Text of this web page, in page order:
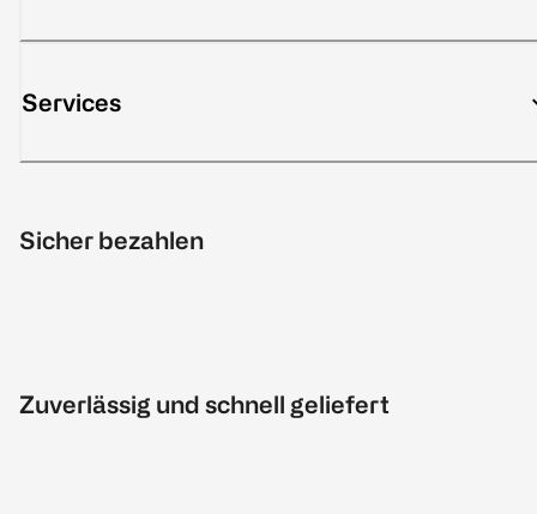
Services
Sicher bezahlen
Zuverlässig und schnell geliefert